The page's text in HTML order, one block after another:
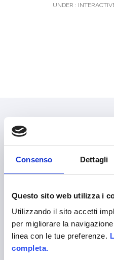
Consenso Dettagli
Questo sito web utilizza i
Utilizzando il sito accetti
per migliorare la
linea con le tue preferenze.
completa.
UNDER :
ALITTLEB.IT |